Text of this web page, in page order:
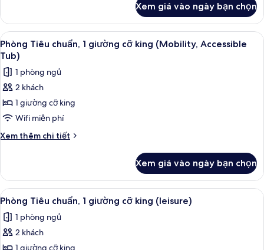
king
(Mobility,
Roll
In
Shower)
Phòng
Tiêu
chuẩn,
1
giường
cỡ
king
Roll
In
Xem giá vào ngày bạn chọn
Xem
tất
cả
ảnh
Phòng
Tiêu
chuẩn,
1
king
(Mobility,
Accessible
Tub)
Bộ đồ giường cao cấp, két bảo mật
7
Phòng Tiêu chuẩn, 1 giường cỡ king (Mobility, Accessible
Tub)
1 phòng ngủ
2 khách
1 giường cỡ king
Wifi miễn phí
Xem thêm chi tiết
Chi
Phòng
Tiêu
chuẩn,
giường
cỡ
Xem giá vào ngày bạn chọn
Xem
tất
cả
ảnh
Bộ đồ giường cao cấp, két bảo mật
7
Phòng Tiêu chuẩn, 1 giường cỡ king (leisure)
1 phòng ngủ
2 khách
1 giường cỡ king